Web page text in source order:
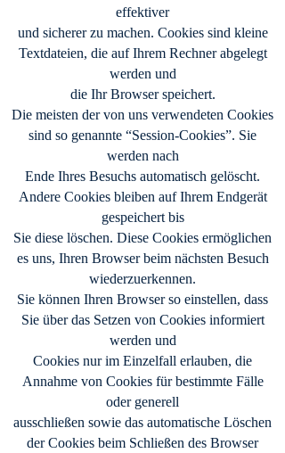
effektiver
und sicherer zu machen. Cookies sind kleine
Textdateien, die auf Ihrem Rechner abgelegt
werden und
die Ihr Browser speichert.
Die meisten der von uns verwendeten Cookies
sind so genannte “Session-Cookies”. Sie
werden nach
Ende Ihres Besuchs automatisch gelöscht.
Andere Cookies bleiben auf Ihrem Endgerät
gespeichert bis
Sie diese löschen. Diese Cookies ermöglichen
es uns, Ihren Browser beim nächsten Besuch
wiederzuerkennen.
Sie können Ihren Browser so einstellen, dass
Sie über das Setzen von Cookies informiert
werden und
Cookies nur im Einzelfall erlauben, die
Annahme von Cookies für bestimmte Fälle
oder generell
ausschließen sowie das automatische Löschen
der Cookies beim Schließen des Browser